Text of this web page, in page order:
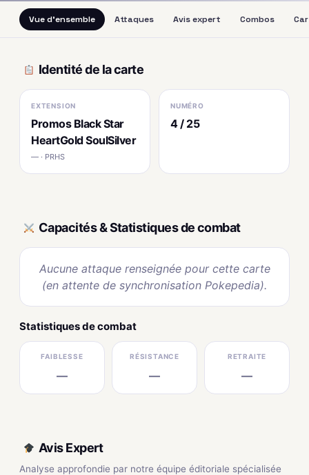
Vue d'ensemble Attaques Avis expert Combos
Identité de la carte
EXTENSION
Promos Black Star
HeartGold SoulSilver
— · PRHS
NUMÉRO
4 / 25
Capacités & Statistiques de combat
Aucune attaque renseignée pour cette carte
(en attente de synchronisation Pokepedia).
Statistiques de combat
FAIBLESSE
—
RÉSISTANCE
—
RETRAITE
—
Avis Expert
Analyse approfondie par notre équipe éditoriale spécialisée